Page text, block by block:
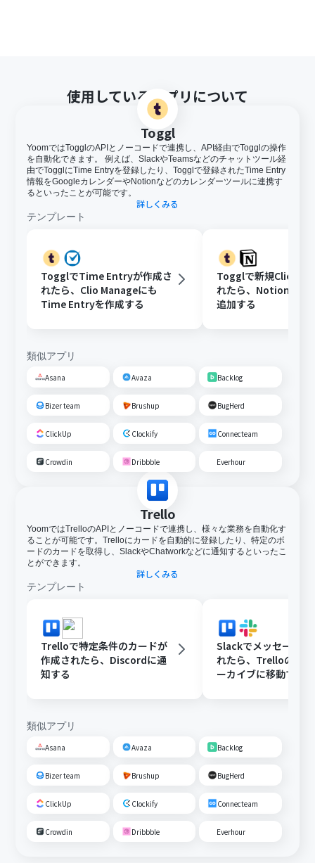
使用しているアプリについて
Toggl
YoomではTogglのAPIとノーコードで連携し、API経由でTogglの操作
を自動化できます。 例えば、SlackやTeamsなどのチャットツール経
由でTogglにTime Entryを登録したり、Togglで登録されたTime Entry
情報をGoogleカレンダーやNotionなどのカレンダーツールに連携す
るといったことが可能です。
詳しくみる
テンプレート
TogglでTime Entryが作成さ
れたら、Clio Manageにも
Time Entryを作成する
Togglで新規Clientが
れたら、Notionにレ
追加する
類似アプリ
Asana Avaza Backlog
Bizer team Brushup BugHerd
ClickUp Clockify Connecteam
Crowdin Dribbble Everhour
Trello
YoomではTrelloのAPIとノーコードで連携し、様々な業務を自動化す
ることが可能です。Trelloにカードを自動的に登録したり、特定のボ
ードのカードを取得し、SlackやChatworkなどに通知するといったこ
とができます。
詳しくみる
テンプレート
Trelloで特定条件のカードが
作成されたら、Discordに通
知する
Slackでメッセージが
れたら、Trelloのカ
ーカイブに移動する
類似アプリ
Asana Avaza Backlog
Bizer team Brushup BugHerd
ClickUp Clockify Connecteam
Crowdin Dribbble Everhour